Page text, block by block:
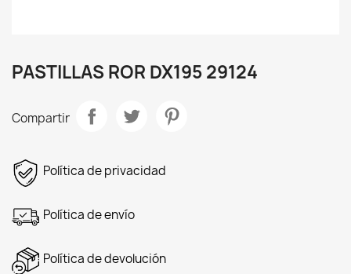
PASTILLAS ROR DX195 29124
Compartir
Política de privacidad
Política de envío
Política de devolución